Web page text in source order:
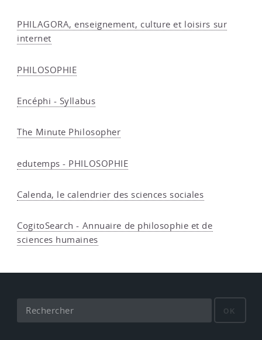
PHILAGORA, enseignement, culture et loisirs sur
internet
PHILOSOPHIE
Encéphi - Syllabus
The Minute Philosopher
edutemps - PHILOSOPHIE
Calenda, le calendrier des sciences sociales
CogitoSearch - Annuaire de philosophie et de
sciences humaines
OK